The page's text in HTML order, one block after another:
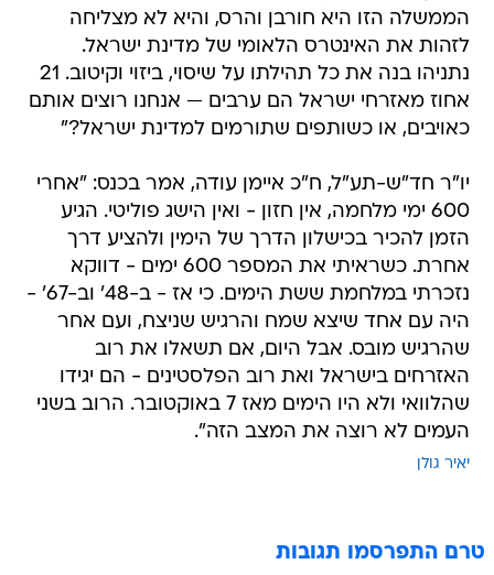
הממשלה הזו היא חורבן והרס, והיא לא מצליחה
לזהות את האינטרס הלאומי של מדינת ישראל.
נתניהו בנה את כל תהילתו על שיסוי, ביזוי וקיטוב. 21
אחוז מאזרחי ישראל הם ערבים — אנחנו רוצים אותם
כאויבים, או כשותפים שתורמים למדינת ישראל?"
יו"ר חד"ש-תע"ל, ח"כ איימן עודה, אמר בכנס: "אחרי
600 ימי מלחמה, אין חזון - ואין הישג פוליטי. הגיע
הזמן להכיר בכישלון הדרך של הימין ולהציע דרך
אחרת. כשראיתי את המספר 600 ימים - דווקא
נזכרתי במלחמת ששת הימים. כי אז - ב-48' וב-67' -
היה עם אחד שיצא שמח והרגיש שניצח, ועם אחר
שהרגיש מובס. אבל היום, אם תשאלו את רוב
האזרחים בישראל ואת רוב הפלסטינים - הם יגידו
שהלוואי ולא היו הימים מאז 7 באוקטובר. הרוב בשני
העמים לא רוצה את המצב הזה".
יאיר גולן
טרם התפרסמו תגובות